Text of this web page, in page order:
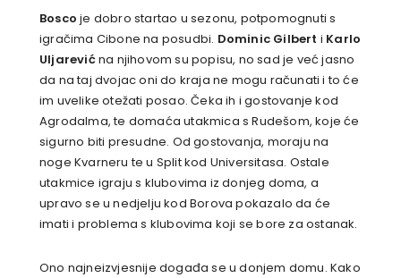
Bosco je dobro startao u sezonu, potpomognuti s
igračima Cibone na posudbi. Dominic Gilbert i Karlo
Uljarevićna njihovom su popisu, no sad je već jasno
da na taj dvojac oni do kraja ne mogu računati i to će
im uvelike otežati posao. Čeka ih i gostovanje kod
Agrodalma, te domaća utakmica s Rudešom, koje će
sigurno biti presudne. Od gostovanja, moraju na
noge Kvarneru te u Split kod Universitasa. Ostale
utakmice igraju s klubovima iz donjeg doma, a
upravo se u nedjelju kod Borova pokazalo da će
imati i problema s klubovima koji se bore za ostanak.
Ono najneizvjesnije događa se u donjem domu. Kako